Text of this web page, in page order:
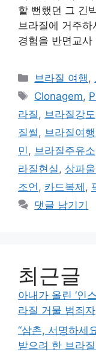
할 뻔했던 그 긴
브라질에 거주
경험을 반면교
카
테
리
브라질 여행 ,
태
그
Clonagem,
라질 , 브라질강도
질썰 , 브라질여
민 , 브라질주유소
라질현실 , 상파
조언 , 카드복제 ,
댓글 남기기
최근글
아내가 올린 ‘인
라질 거물 범죄자
“삼촌, 서명하세
받으려 한 브라